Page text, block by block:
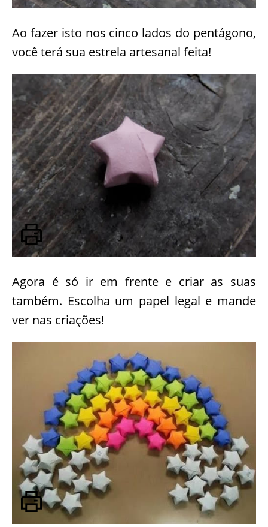
Ao fazer isto nos cinco lados do pentágono,
você terá sua estrela artesanal feita!
Agora é só ir em frente e criar as suas
também. Escolha um papel legal e mande
ver nas criações!